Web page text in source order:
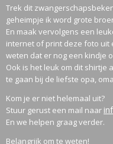
Trek dit
geheimpje ik word grote
En maak vervolgens een
internet of print deze foto uit
weten dat er nog een kindje
Ook is het leuk om dit shirtje
te gaan bij de liefste opa,
Kom je er niet helemaal uit?
Stuur gerust een mail naar
En we helpen graag verder.
Belangrijk om te weten!